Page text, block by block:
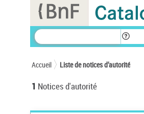
Accueil Liste de notices d’autorité
1 Notices d'autorité
Panneau de gestion des cookies